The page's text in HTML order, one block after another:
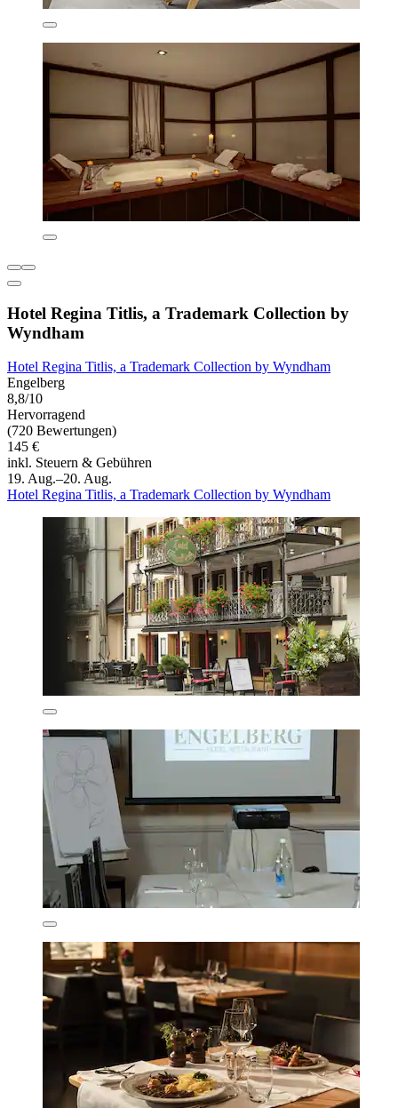
Hotel Regina Titlis, a Trademark Collection by
Wyndham
Hotel Regina Titlis, a Trademark Collection by Wyndham
Engelberg
8,8/10
Hervorragend
(720 Bewertungen)
145 €
inkl. Steuern & Gebühren
19. Aug.–20. Aug.
Hotel Regina Titlis, a Trademark Collection by Wyndham